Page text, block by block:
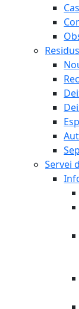
Residus
Servei